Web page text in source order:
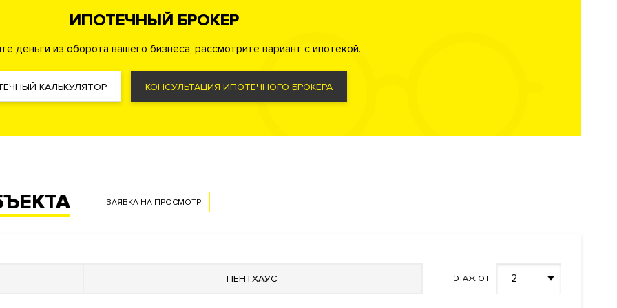
решений квартир. На верхних этажах есть возможность
ИПОТЕЧНЫЙ БРОКЕР
деньги из оборота вашего бизнеса, рассмотрите вариант с ипотекой.
КАЛЬКУЛЯТОР КОНСУЛЬТАЦИЯ ИПОТЕЧНОГО БРОКЕРА
ЗАЯВКА НА ПРОСМОТР
ПЕНТХАУС ЭТАЖ ОТ 2